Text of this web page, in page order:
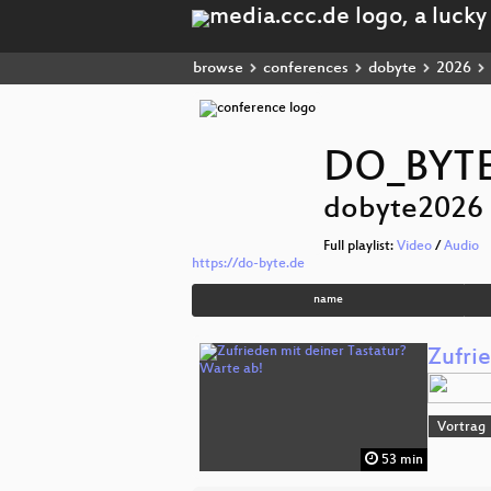
browse conferences dobyte 2026
dobyte2026
Full playlist: Video / Audio
https://do-byte.de
name
53 min
Vortrag